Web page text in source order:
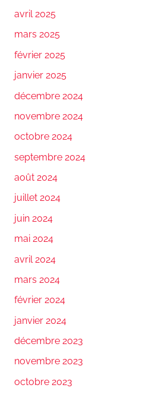
avril 2025
mars 2025
février 2025
janvier 2025
décembre 2024
novembre 2024
octobre 2024
septembre 2024
août 2024
juillet 2024
juin 2024
mai 2024
avril 2024
mars 2024
février 2024
janvier 2024
décembre 2023
novembre 2023
octobre 2023